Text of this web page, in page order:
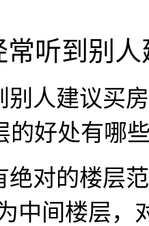
常听到别
别人建议买
的好处有哪
绝对的楼层
中间楼层，